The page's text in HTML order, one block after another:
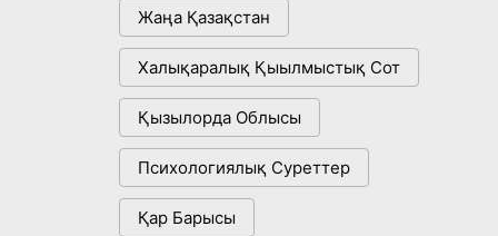
Ұлттық архивтің ашылғанына
20 жыл: негізгі жетістіктері мен
даму бағыты
17:09, 20 Шілде 2026
Мемлекет басшысы Көбейтұз
көлінің жай-күйіне назар
18:22, 17 Шілде 2026
Жаңа Қазақстан
Халықаралық Қыылмыстық Сот
Қызылорда Облысы
Психологиялық Суреттер
Қар Барысы